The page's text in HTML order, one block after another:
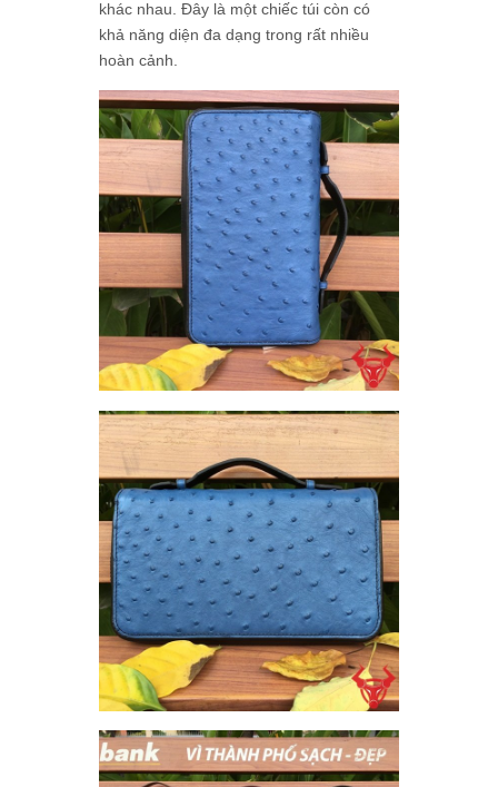
khác nhau. Đây là một chiếc túi còn có
khả năng diện đa dạng trong rất nhiều
hoàn cảnh.